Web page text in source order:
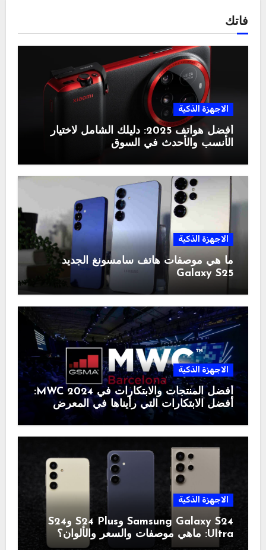
فاتك
الاجهزة الذكية
أفضل هواتف 2025: دليلك الشامل لاختيار
الأنسب والأحدث في السوق
الاجهزة الذكية
ما هي موصفات هاتف سامسونغ الجديد
Galaxy S25
الاجهزة الذكية
أفضل المنتجات والابتكارات في MWC 2024:
أفضل الابتكارات التي رأيناها في المعرض
الاجهزة الذكية
Samsung Galaxy S24 وS24 Plus وS24
Ultra: ماهي موصفات والسعر والألوان؟